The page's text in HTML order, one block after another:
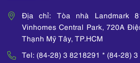
Địa chỉ: Tòa nhà Landmark
Vinhomes Central Park, 720A
Thạnh Mỹ Tây, TP.HCM
Tel: (84-28) 3 8218291 * (84-28)